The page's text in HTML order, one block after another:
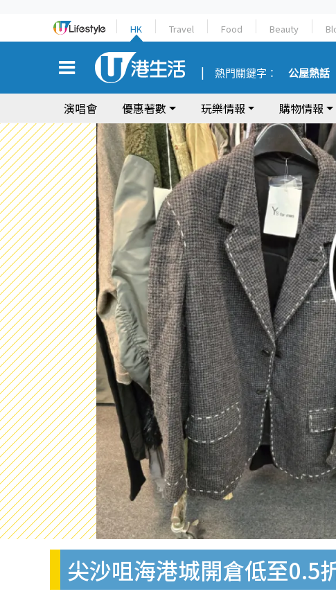
HK Travel Food Beauty
熱門關鍵字： 公屋熱話
演唱會 優惠著數 玩樂情報 購物情報
尖沙咀海港城開倉低至0.5